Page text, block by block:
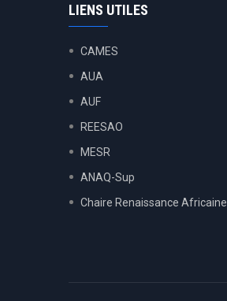
LIENS UTILES
CAMES
AUA
AUF
REESAO
MESR
ANAQ-Sup
Chaire Renaissance Africaine